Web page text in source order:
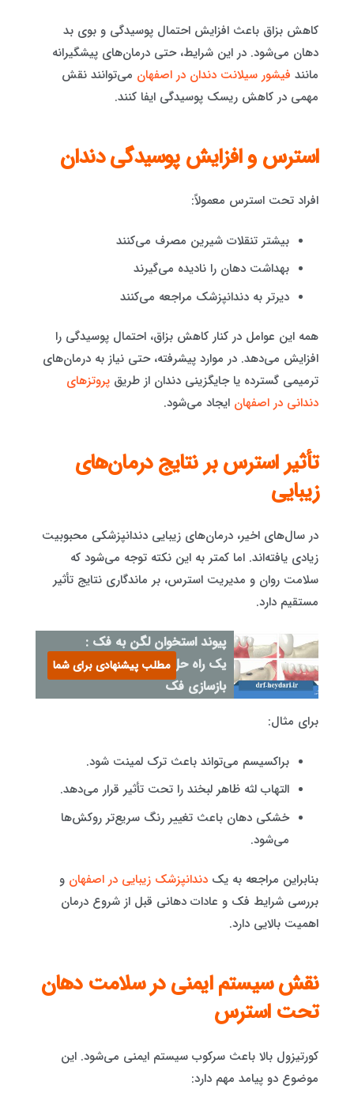
کاهش بزاق باعث افزایش احتمال پوسیدگی و بوی بد
دهان می‌شود. در این شرایط، حتی درمان‌های پیشگیرانه
مانند فیشور سیلانت دندان در اصفهان می‌توانند نقش
مهمی در کاهش ریسک پوسیدگی ایفا کنند.
استرس و افزایش پوسیدگی دندان
افراد تحت استرس معمولاً:
بیشتر تنقلات شیرین مصرف می‌کنند
بهداشت دهان را نادیده می‌گیرند
دیرتر به دندانپزشک مراجعه می‌کنند
همه این عوامل در کنار کاهش بزاق، احتمال پوسیدگی را
افزایش می‌دهد. در موارد پیشرفته، حتی نیاز به درمان‌های
ترمیمی گسترده یا جایگزینی دندان از طریق پروتزهای
دندانی در اصفهان ایجاد می‌شود.
تأثیر استرس بر نتایج درمان‌های
زیبایی
در سال‌های اخیر، درمان‌های زیبایی دندانپزشکی محبوبیت
زیادی یافته‌اند. اما کمتر به این نکته توجه می‌شود که
سلامت روان و مدیریت استرس، بر ماندگاری نتایج تأثیر
مستقیم دارد.
پیوند استخوان لگن به فک :
یک راه حل کلیدی برای
بازسازی فک
مطلب پیشنهادی برای شما
برای مثال:
براکسیسم می‌تواند باعث ترک لمینت شود.
التهاب لثه ظاهر لبخند را تحت تأثیر قرار می‌دهد.
خشکی دهان باعث تغییر رنگ سریع‌تر روکش‌ها
می‌شود.
بنابراین مراجعه به یک دندانپزشک زیبایی در اصفهان و
بررسی شرایط فک و عادات دهانی قبل از شروع درمان
اهمیت بالایی دارد.
نقش سیستم ایمنی در سلامت دهان
تحت استرس
کورتیزول بالا باعث سرکوب سیستم ایمنی می‌شود. این
موضوع دو پیامد مهم دارد: